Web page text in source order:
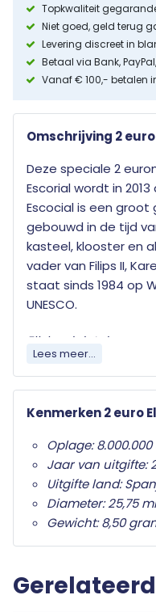
Topkwaliteit
Niet goed, geld terug
Levering discreet in
Betaal via Bank,
Vanaf € 100,- betalen
Omschrijving 2
Deze speciale 2
Escorial wordt in
Escocial is een
gebouwd in de tijd
kasteel, klooster en
vader van Filips II,
staat sinds 1984 op
UNESCO.
Elk land dat de euro
heeft mag jaarlijks
uitgeven. Wat deze
onderscheid van de
het
Alleen de twee euro
herdenkingsmunt
hele eurogebied
als gewone
moeten worden
algemeen certificaat
Lees meer...
Kenmerken 2 euro
Oplage:
Jaar van uitgifte:
Uitgifte land:
Diameter: 25,75
Gewicht: 8,50